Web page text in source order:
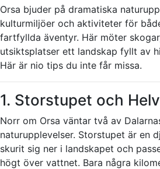
Orsa bjuder på dramatiska
kulturmiljöer och aktiviteter för
fartfyllda äventyr. Här möter
utsiktsplatser ett landskap fyllt av
Här är nio tips du inte får missa.
1. Storstupet och
Norr om Orsa väntar två av
naturupplevelser. Storstupet är en
skurit sig ner i landskapet och
högt över vattnet. Bara några